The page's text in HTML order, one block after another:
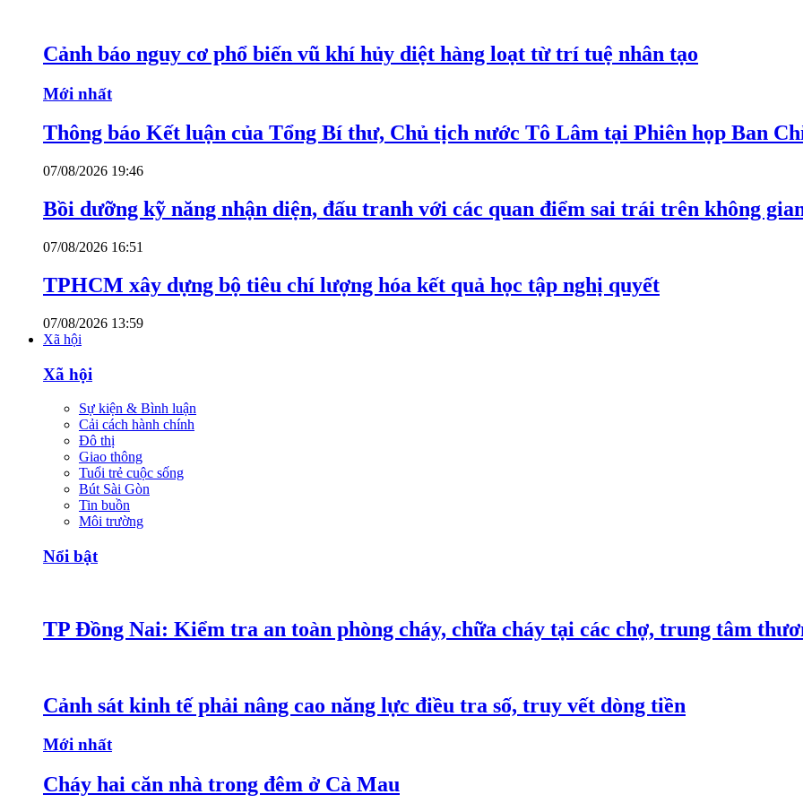
Cảnh báo nguy cơ phổ biến vũ khí hủy diệt hàng loạt từ trí tuệ nhân tạo
Mới nhất
Thông báo Kết luận của Tổng Bí thư, Chủ tịch nước Tô Lâm tại Phiên họp Ban
07/08/2026 19:46
Bồi dưỡng kỹ năng nhận diện, đấu tranh với các quan điểm sai trái trên không
07/08/2026 16:51
TPHCM xây dựng bộ tiêu chí lượng hóa kết quả học tập nghị quyết
07/08/2026 13:59
Xã hội
Xã hội
Sự kiện & Bình luận
Cải cách hành chính
Đô thị
Giao thông
Tuổi trẻ cuộc sống
Bút Sài Gòn
Tin buồn
Môi trường
Nổi bật
TP Đồng Nai: Kiểm tra an toàn phòng cháy, chữa cháy tại các chợ, trung tâm
Cảnh sát kinh tế phải nâng cao năng lực điều tra số, truy vết dòng tiền
Mới nhất
Cháy hai căn nhà trong đêm ở Cà Mau